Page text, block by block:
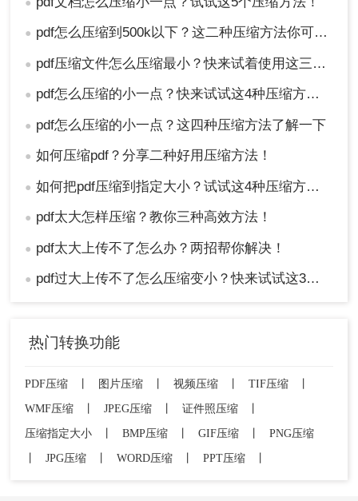
● pdf怎么压缩到500k以下？这二种压缩方法你可以轻松学会！
● pdf压缩文件怎么压缩最小？快来试着使用这三种压缩方法！
● pdf怎么压缩的小一点？快来试试这4种压缩方法！
● pdf怎么压缩的小一点？这四种压缩方法了解一下
● 如何压缩pdf？分享二种好用压缩方法！
● 如何把pdf压缩到指定大小？试试这4种压缩方法！
● pdf太大怎样压缩？教你三种高效方法！
● pdf太大上传不了怎么办？两招帮你解决！
● pdf过大上传不了怎么压缩变小？快来试试这3种压缩方法！
热门转换功能
PDF压缩 图片压缩 视频压缩 TIF压缩
WMF压缩
JPEG压缩 证件照压缩
压缩指定大小
BMP压缩 GIF压缩
PNG压缩
JPG压缩 WORD压缩 PPT压缩